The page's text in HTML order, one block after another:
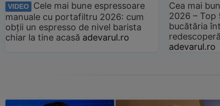
VIDEO
Cele mai bune espressoare
manuale cu portafiltru 2026: cum
obții un espresso de nivel barista
chiar la tine acasă adevarul.ro
Cea mai
2026 –
bucătăria
adevarul.ro